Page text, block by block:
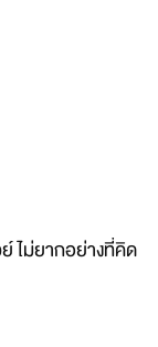
ไม่ยากอย่างที่คิด